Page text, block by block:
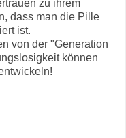
zu ihrem
dass man die Pille
ist.
von der "Generation
können